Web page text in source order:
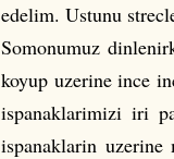
edelim. Ustunu
Somonumuz
koyup uzerine ince
ispanaklarimizi iri
ispanaklarin